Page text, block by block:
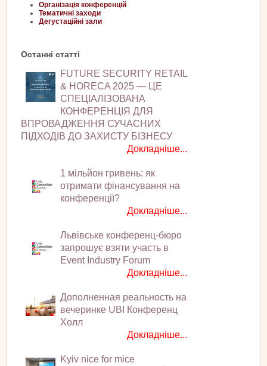
Організація конференцій
Тематичні заходи
Дегустаційні зали
Останні статті
FUTURE SECURITY RETAIL
& HORECA 2025 — ЦЕ
СПЕЦІАЛІЗОВАНА
КОНФЕРЕНЦІЯ ДЛЯ
ВПРОВАДЖЕННЯ СУЧАСНИХ
ПІДХОДІВ ДО ЗАХИСТУ БІЗНЕСУ
Докладніше...
1 мільйон гривень: як
отримати фінансування на
конференції?
Докладніше...
Львівське конференц-бюро
запрошує взяти участь в
Event Industry Forum
Докладніше...
Дополненная реальность на
вечеринке UBI Конференц
Холл
Докладніше...
Kyiv nice for mice